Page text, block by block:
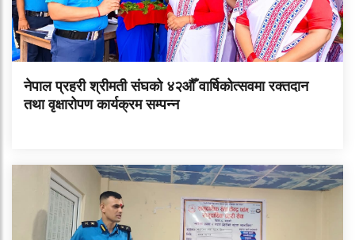
नेपाल प्रहरी श्रीमती संघको ४२औँ वार्षिकोत्सवमा रक्तदान
तथा वृक्षारोपण कार्यक्रम सम्पन्न